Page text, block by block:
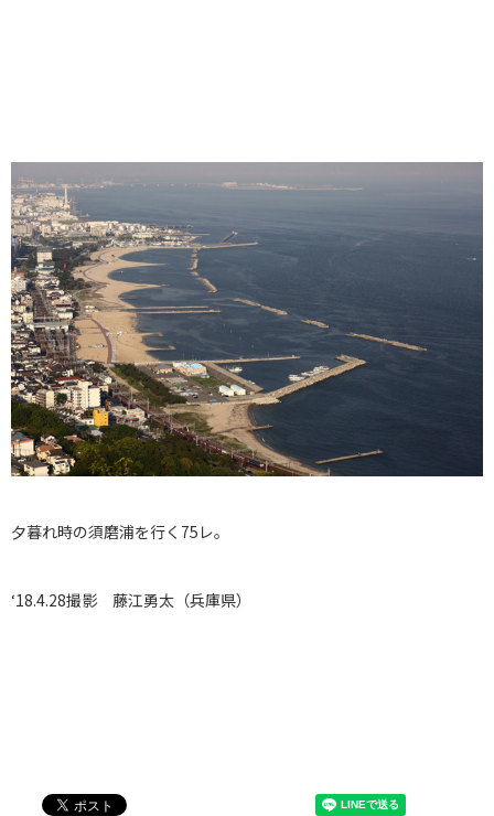
夕暮れ時の須磨浦を行く75レ。
‘18.4.28撮影 藤江勇太（兵庫県）